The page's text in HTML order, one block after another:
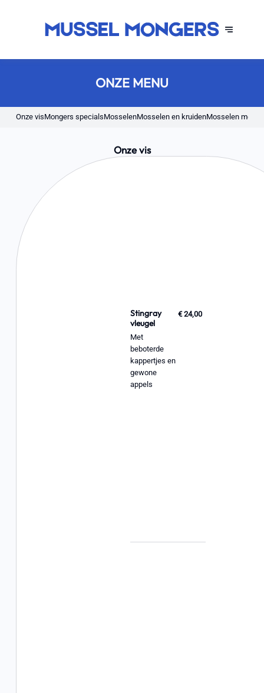
ONZE MENU
Onze visMongers specialsMosselenMosselen en kruidenMosselen met
Onze vis
Stingray
vleugel
Met
beboterde
kappertjes en
gewone
appels
€ 24,00